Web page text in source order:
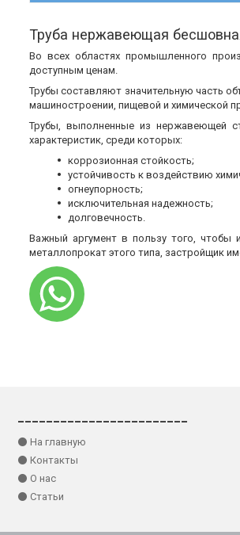
Труба нержавеющая
Во всех областях промышленного
доступным ценам.
Трубы составляют значительную часть
машиностроении, пищевой и химической
Трубы, выполненные из нержавеющей
характеристик, среди которых:
коррозионная стойкость;
устойчивость к воздействию
огнеупорность;
исключительная надежность;
долговечность.
Важный аргумент в пользу того, чтобы
металлопрокат этого типа, застройщик
⚫ На главную
⚫ Контакты
⚫ О нас
⚫ Статьи